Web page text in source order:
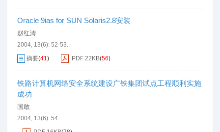
Oracle 9ias for SUN Solaris2.8安装
赵红涛
2004, 13(6): 52-53.
摘要(41) PDF 22KB(56)
铁路计算机网络安全系统建设广铁集团试点工程顺利实施
成功
国敢
2004, 13(6): 54.